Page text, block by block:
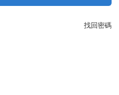
找回密碼